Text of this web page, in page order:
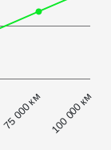
75 000 км 100 000 км